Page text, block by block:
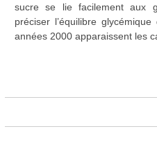
sucre se lie facilement aux
préciser l’équilibre
années 2000 apparaissent les